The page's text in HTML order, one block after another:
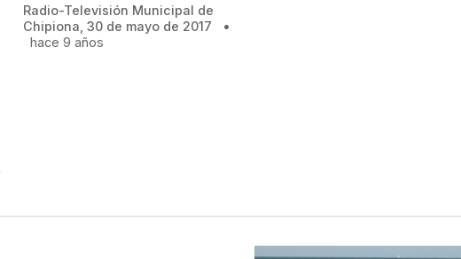
Radio-Televisión Municipal de
Chipiona, 30 de mayo de 2017
•
hace 9 años